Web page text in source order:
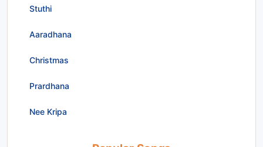
Stuthi
Aaradhana
Christmas
Prardhana
Nee Kripa